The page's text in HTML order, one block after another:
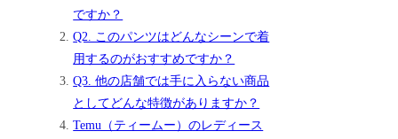
ですか？
Q2. このパンツはどんなシーンで着
用するのがおすすめですか？
Q3. 他の店舗では手に入らない商品
としてどんな特徴がありますか？
Temu（ティームー）のレディース